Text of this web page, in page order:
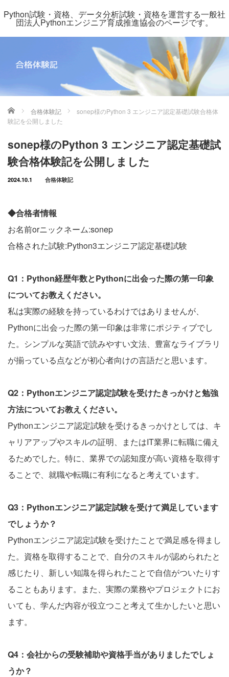
Python試験・資格、データ分析試験・資格を運営する一般社
団法人Pythonエンジニア育成推進協会のページです。
ホーム 合格体験記
sonep様のPython 3 エンジニア認定基礎試験合格体
験記を公開しました
sonep様のPython 3 エンジニア認定基礎試
験合格体験記を公開しました
2024.10.1 合格体験記
◆合格者情報
お名前orニックネーム:sonep
合格された試験:Python3エンジニア認定基礎試験
Q1：Python経歴年数とPythonに出会った際の第一印象
についてお教えください。
私は実際の経験を持っているわけではありませんが、
Pythonに出会った際の第一印象は非常にポジティブでし
た。シンプルな英語で読みやすい文法、豊富なライブラリ
が揃っている点などが初心者向けの言語だと思います。
Q2：Pythonエンジニア認定試験を受けたきっかけと勉強
方法についてお教えください。
Pythonエンジニア認定試験を受けるきっかけとしては、キ
ャリアアップやスキルの証明、またはIT業界に転職に備え
るためでした。特に、業界での認知度が高い資格を取得す
ることで、就職や転職に有利になると考えています。
Q3：Pythonエンジニア認定試験を受けて満足しています
でしょうか？
Pythonエンジニア認定試験を受けたことで満足感を得まし
た。資格を取得することで、自分のスキルが認められたと
感じたり、新しい知識を得られたことで自信がついたりす
ることもあります。また、実際の業務やプロジェクトにお
いても、学んだ内容が役立つこと考えて生かしたいと思い
ます。
Q4：会社からの受験補助や資格手当がありましたでしょ
うか？